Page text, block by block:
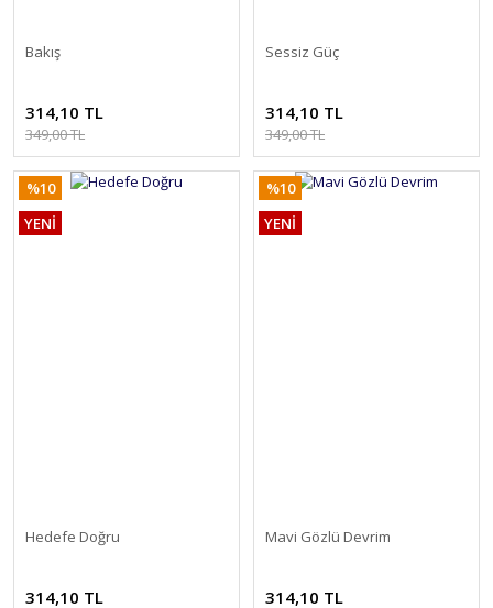
Bakış
314,10 TL
349,00 TL
Sessiz Güç
314,10 TL
349,00 TL
%10
YENİ
Hedefe Doğru
314,10 TL
%10
YENİ
Mavi Gözlü Devrim
314,10 TL